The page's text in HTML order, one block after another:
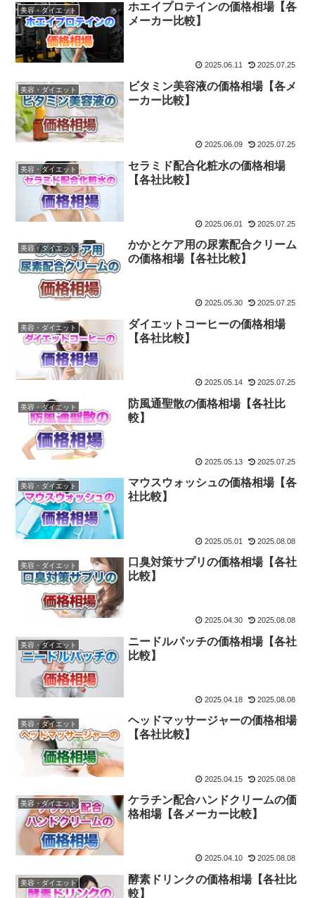
美容・ダイエット
ホエイプロテインの価格相場【各
メーカー比較】
2025.06.11 2025.07.25
美容・ダイエット
ビタミン美容液の価格相場【各メ
ーカー比較】
2025.06.09 2025.07.25
美容・ダイエット
セラミド配合化粧水の価格相場
【各社比較】
2025.06.01 2025.07.25
美容・ダイエット
かかとケア用の尿素配合クリーム
の価格相場【各社比較】
2025.05.30 2025.07.25
美容・ダイエット
ダイエットコーヒーの価格相場
【各社比較】
2025.05.14 2025.07.25
美容・ダイエット
防風通聖散の価格相場【各社比
較】
2025.05.13 2025.07.25
美容・ダイエット
マウスウォッシュの価格相場【各
社比較】
2025.05.01 2025.08.08
美容・ダイエット
口臭対策サプリの価格相場【各社
比較】
2025.04.30 2025.08.08
美容・ダイエット
ニードルパッチの価格相場【各社
比較】
2025.04.18 2025.08.08
美容・ダイエット
ヘッドマッサージャーの価格相場
【各社比較】
2025.04.15 2025.08.08
美容・ダイエット
ケラチン配合ハンドクリームの価
格相場【各メーカー比較】
2025.04.10 2025.08.08
美容・ダイエット
酵素ドリンクの価格相場【各社比
較】